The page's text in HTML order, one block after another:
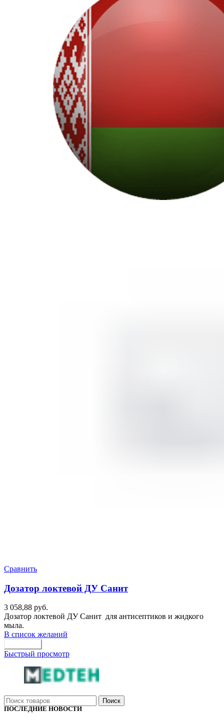
Сравнить
Дозатор локтевой ДУ Санит
3 058,88 руб.
Дозатор локтевой ДУ Санит для антисептиков и жидкого
мыла.
В список желаний
Быстрый просмотр
Поиск
ПОСЛЕДНИЕ НОВОСТИ